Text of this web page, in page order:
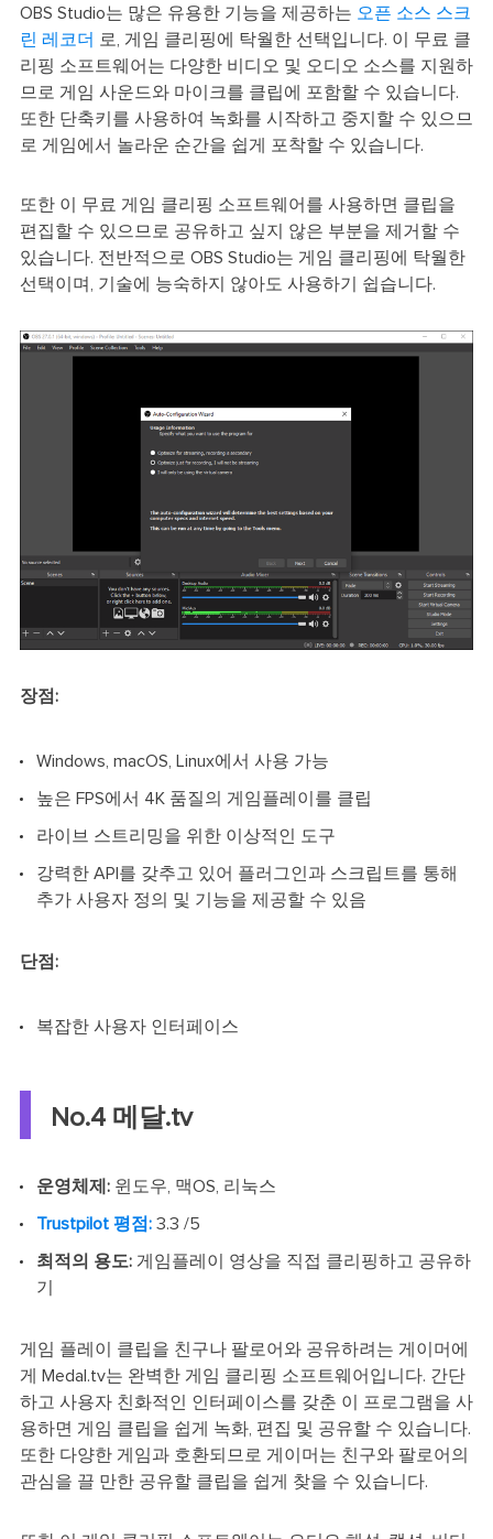
OBS Studio는 많은 유용한 기능을 제공하는 오픈 소스 스크
린 레코더 로, 게임 클리핑에 탁월한 선택입니다. 이 무료 클
리핑 소프트웨어는 다양한 비디오 및 오디오 소스를 지원하
므로 게임 사운드와 마이크를 클립에 포함할 수 있습니다.
또한 단축키를 사용하여 녹화를 시작하고 중지할 수 있으므
로 게임에서 놀라운 순간을 쉽게 포착할 수 있습니다.
또한 이 무료 게임 클리핑 소프트웨어를 사용하면 클립을
편집할 수 있으므로 공유하고 싶지 않은 부분을 제거할 수
있습니다. 전반적으로 OBS Studio는 게임 클리핑에 탁월한
선택이며, 기술에 능숙하지 않아도 사용하기 쉽습니다.
장점:
Windows, macOS, Linux에서 사용 가능
높은 FPS에서 4K 품질의 게임플레이를 클립
라이브 스트리밍을 위한 이상적인 도구
강력한 API를 갖추고 있어 플러그인과 스크립트를 통해
추가 사용자 정의 및 기능을 제공할 수 있음
단점:
복잡한 사용자 인터페이스
No.4 메달.tv
운영체제:윈도우, 맥OS, 리눅스
Trustpilot 평점:3.3 /5
최적의 용도:게임플레이 영상을 직접 클리핑하고 공유하
기
게임 플레이 클립을 친구나 팔로어와 공유하려는 게이머에
게 Medal.tv는 완벽한 게임 클리핑 소프트웨어입니다. 간단
하고 사용자 친화적인 인터페이스를 갖춘 이 프로그램을 사
용하면 게임 클립을 쉽게 녹화, 편집 및 공유할 수 있습니다.
또한 다양한 게임과 호환되므로 게이머는 친구와 팔로어의
관심을 끌 만한 공유할 클립을 쉽게 찾을 수 있습니다.